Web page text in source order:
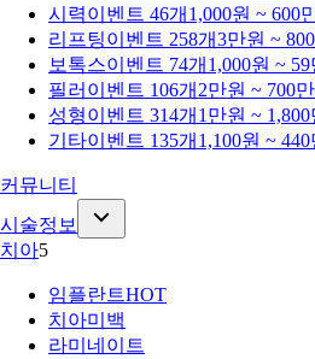
시력이벤트 46개 1,000원 ~ 600
리프팅이벤트 258개3만원 ~
보톡스이벤트 74개 1,000원 ~ 59
필러 이벤트 106개 2만원 ~ 700
성형이벤트 314개 1만원 ~ 1,800
기타이벤트 135개 1,100원 ~ 440
커뮤니티
시술정보
치아5
임플란트HOT
치아미백
라미네이트